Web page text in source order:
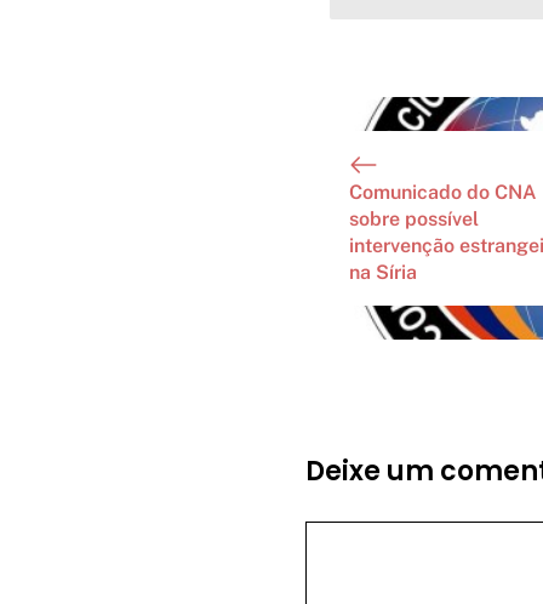
Comunicado do CNA
sobre possível
intervenção
na Síria
Deixe um